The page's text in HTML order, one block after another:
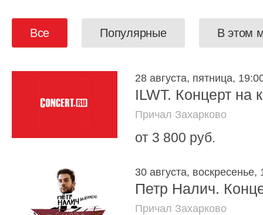
Все Популярные В этом
28 августа, пятница,
ILWT. Концерт на
Причал Захарково
от 3 800 руб.
30 августа, воскресенье,
Петр Налич.
Причал Захарково